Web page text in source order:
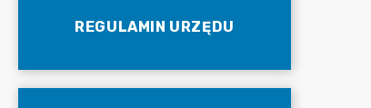
REGULAMIN URZĘDU